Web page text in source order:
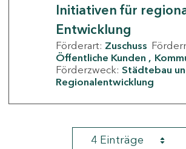
Initiativen für
Entwicklung
Förderart: Zuschuss
Öffentliche Kunden
Förderzweck: Städtebau
Regionalentwicklung
4 Einträge